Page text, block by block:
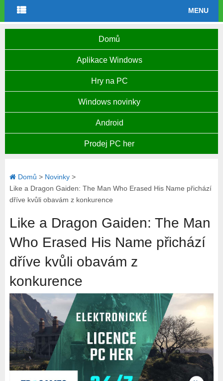
MENU
Domů
Aplikace Windows
Hry na PC
Windows novinky
Android
Prodej PC her
Domů > Novinky>
Like a Dragon Gaiden: The Man Who Erased His Name přichází
dříve kvůli obavám z konkurence
Like a Dragon Gaiden: The Man
Who Erased His Name přichází
dříve kvůli obavám z
konkurence